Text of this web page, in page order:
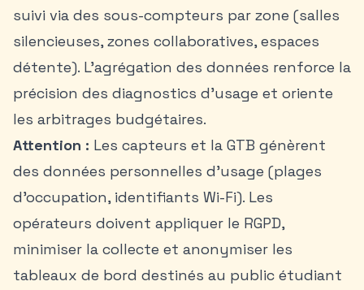
suivi via des sous-compteurs par zone (salles
silencieuses, zones collaboratives, espaces
détente). L’agrégation des données renforce la
précision des diagnostics d’usage et oriente
les arbitrages budgétaires.
Attention : Les capteurs et la GTB génèrent
des données personnelles d’usage (plages
d’occupation, identifiants Wi-Fi). Les
opérateurs doivent appliquer le RGPD,
minimiser la collecte et anonymiser les
tableaux de bord destinés au public étudiant